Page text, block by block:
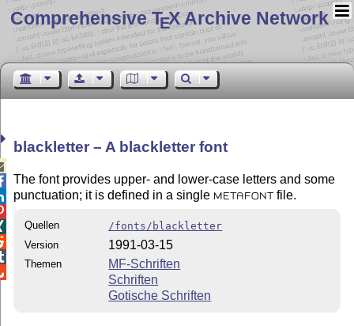
Comprehensive TEX Archive Network
blackletter – A blackletter font
The font provides upper- and lower-case letters and some
punctuation; it is defined in a single
METAFONT file.
Quellen
/fonts/blackletter
Version
1991-03-15
Themen
MF-Schriften
Schriften
Gotische Schriften